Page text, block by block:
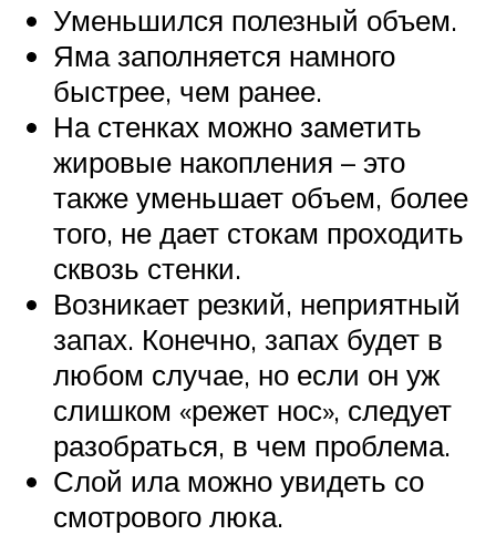
Уменьшился полезный объем.
Яма заполняется намного
быстрее, чем ранее.
На стенках можно заметить
жировые накопления – это
также уменьшает объем, более
того, не дает стокам проходить
сквозь стенки.
Возникает резкий, неприятный
запах. Конечно, запах будет в
любом случае, но если он уж
слишком «режет нос», следует
разобраться, в чем проблема.
Слой ила можно увидеть со
смотрового люка.